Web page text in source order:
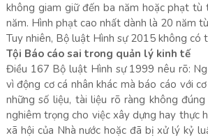
không giam giữ đến ba năm hoặc phạt tù
năm. Hình phạt cao nhất dành là 20 năm
Tuy nhiên, Bộ luật Hình sự 2015 không có
Tội Báo cáo sai trong quản lý kinh tế
Điều 167 Bộ luật Hình sự 1999 nêu rõ:
vì động cơ cá nhân khác mà báo cáo với
những số liệu, tài liệu rõ ràng không
nghiêm trọng cho việc xây dựng hay thực
xã hội của Nhà nước hoặc đã bị xử lý kỷ